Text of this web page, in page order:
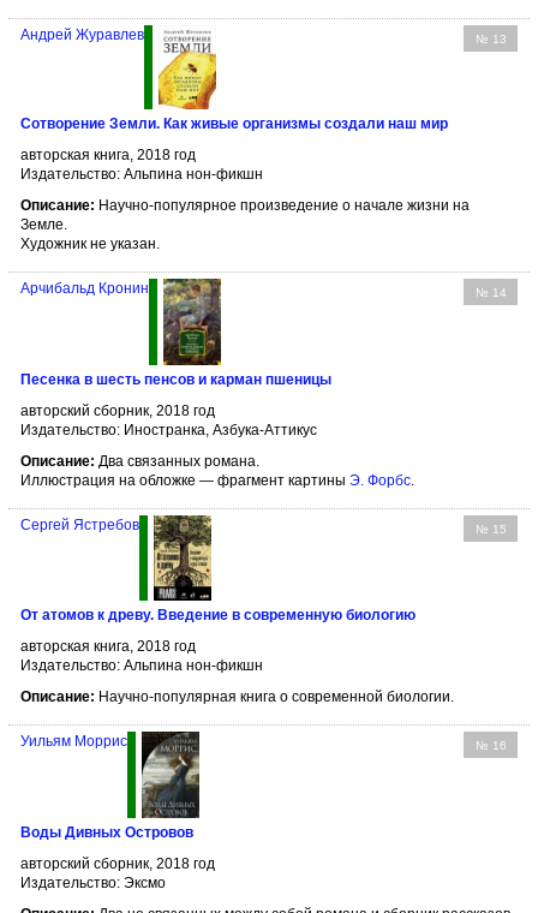
№ 13
Андрей Журавлев
Сотворение Земли. Как живые организмы создали наш мир
авторская книга, 2018 год
Издательство: Альпина нон-фикшн
Описание: Научно-популярное произведение о начале жизни на
Земле.
Художник не указан.
№ 14
Арчибальд Кронин
Песенка в шесть пенсов и карман пшеницы
авторский сборник, 2018 год
Издательство: Иностранка, Азбука-Аттикус
Описание: Два связанных романа.
Иллюстрация на обложке — фрагмент картины Э. Форбс.
№ 15
Сергей Ястребов
От атомов к древу. Введение в современную биологию
авторская книга, 2018 год
Издательство: Альпина нон-фикшн
Описание: Научно-популярная книга о современной биологии.
№ 16
Уильям Моррис
Воды Дивных Островов
авторский сборник, 2018 год
Издательство: Эксмо